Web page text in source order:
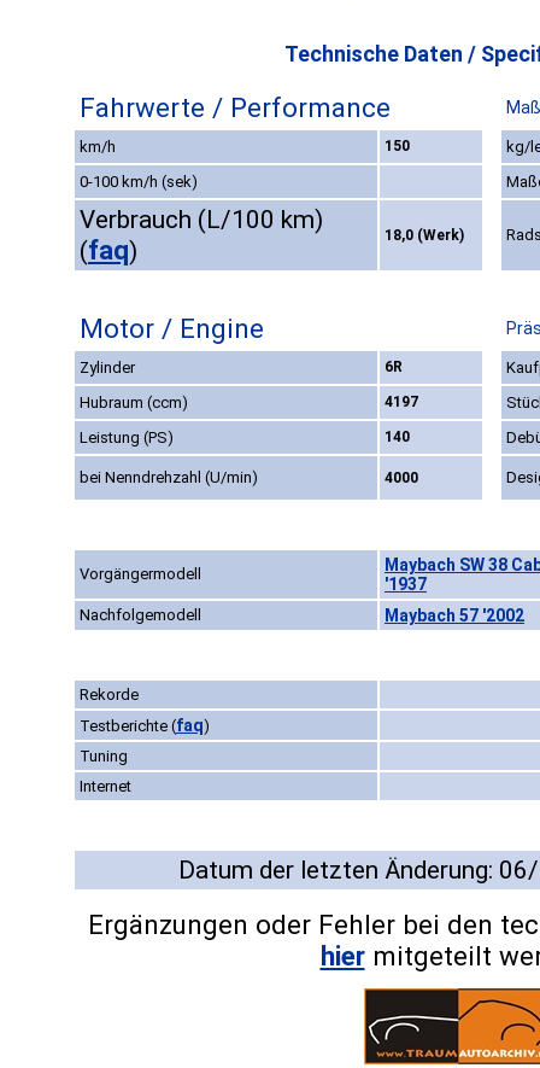
Technische Daten /
Fahrwerte / Performance
km/h 150
kg/
0-100 km/h (sek)
Verbrauch (L/100 km)
(faq)
18,0 (Werk)
Motor / Engine
Zylinder 6R
Hubraum (ccm)
4197
Leistung (PS)
140
bei Nenndrehzahl (U/min) 4000
Vorgängermodell
Maybach SW 38
'1937
Nachfolgemodell Maybach 57 '2002
Rekorde
Testberichte (faq)
Tuning
Internet
Datum der letzten Änderung:
Ergänzungen oder Fehler bei den
hiermitgeteilt